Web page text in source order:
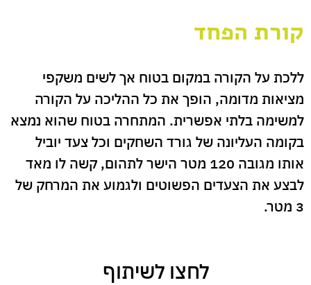
קורת הפחד
ללכת על הקורה במקום בטוח אך לשים משקפי
מציאות מדומה, הופך את כל ההליכה על הקורה
למשימה בלתי אפשרית. המתחרה בטוח שהוא נמצא
בקומה העליונה של גורד השחקים וכל צעד יוביל
אותו מגובה 120 מטר הישר לתהום, קשה לו מאד
לבצע את הצעדים הפשוטים ולגמוע את המרחק של
3 מטר.
לחצו לשיתוף